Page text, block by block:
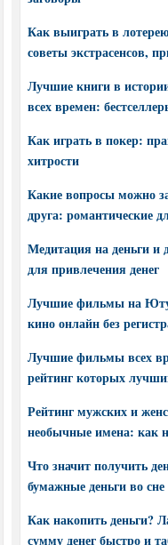
Как выиграть в
советы экстрасенсов,
Лучшие книги в
всех времен:
Как играть в покер:
хитрости
Какие вопросы можно
друга: романтические
Медитация на деньги
для привлечения денег
Лучшие фильмы на
кино онлайн без
Лучшие фильмы всех
рейтинг которых
Рейтинг мужских и
необычные имена: как
Что значит получить
бумажные деньги во
Как накопить деньги?
сумму денег быстро и